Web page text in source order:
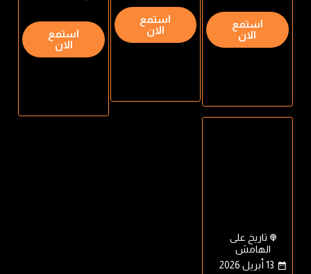
استمع
الان
استمع
الان
استمع
الان
تاريخ على
الهامش
13 أبريل 2026